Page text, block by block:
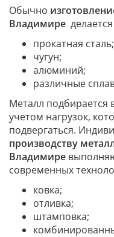
Обычно
Владимире
прокатная сталь;
чугун;
алюминий;
различные
Металл подбирается
учетом нагрузок,
подвергаться.
производству
Владимире
современных
ковка;
отливка;
штамповка;